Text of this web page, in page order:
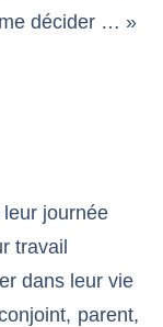
décider … »
leur journée
travail
dans leur vie
parent,